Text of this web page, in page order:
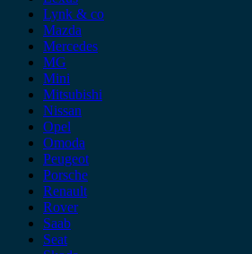
Lynk & co
Mazda
Mercedes
MG
Mini
Mitsubishi
Nissan
Opel
Omoda
Peugeot
Porsche
Renault
Rover
Saab
Seat